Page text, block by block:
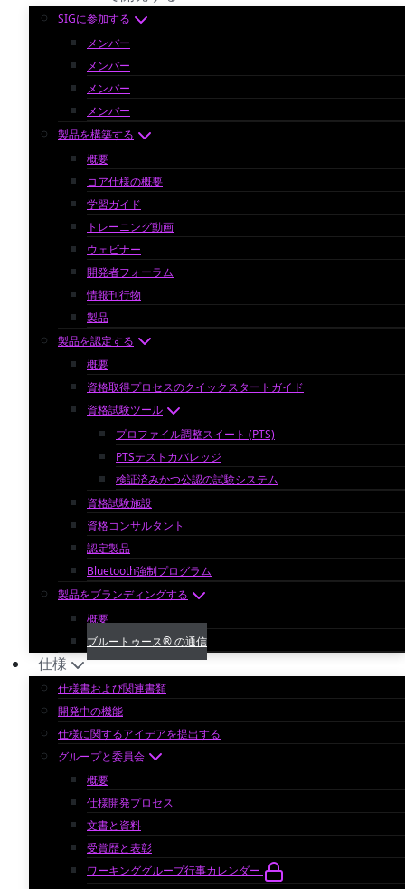
SIGに参加する
メンバー
メンバー
メンバー
メンバー
製品を構築する
概要
コア仕様の概要
学習ガイド
トレーニング動画
ウェビナー
開発者フォーラム
情報刊行物
製品
製品を認定する
概要
資格取得プロセスのクイックスタートガイド
資格試験ツール
プロファイル調整スイート (PTS)
PTSテストカバレッジ
検証済みかつ公認の試験システム
資格試験施設
資格コンサルタント
認定製品
Bluetooth強制プログラム
製品をブランディングする
概要
ブルートゥース® の通信
仕様
仕様書および関連書類
開発中の機能
仕様に関するアイデアを提出する
グループと委員会
概要
仕様開発プロセス
文書と資料
受賞歴と表彰
ワーキンググループ行事カレンダー